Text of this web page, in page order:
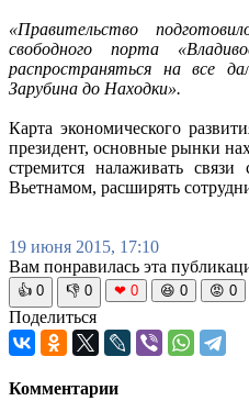
«Правительство
свободного порта
распространяться на все
Зарубина до Находки».
Карта экономического
президент, основные рынки
стремится налаживать
Вьетнамом, расширять
19 июня 2015, 17:10
Вам понравилась эта
👍 0 👎 0 ❤ 0 😆 0 😡 0
Поделиться
Комментарии